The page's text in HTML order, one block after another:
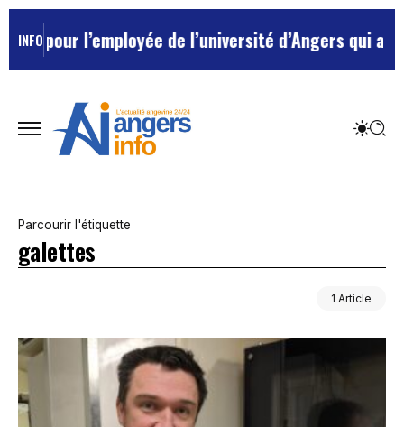
INFO
pour l’employée de l’université d’Angers qui
Parcourir l'étiquette
galettes
1 Article